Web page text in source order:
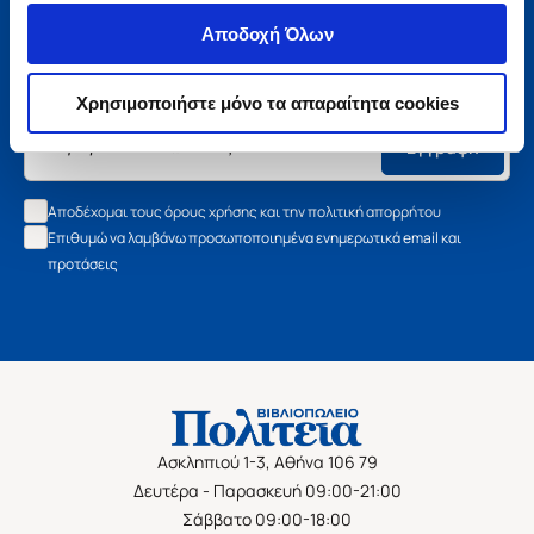
Αποδοχή Όλων
Χρησιμοποιήστε μόνο τα απαραίτητα cookies
Μάθετε τα νέα της Πολιτείας
Εγγραφείτε στο newsletter μας και μάθετε πρώτοι όλα τα
νέα βιβλία, τις εξαιρετικές τιμές και τις εκδηλώσεις μας.
Εγγραφή
Αποδέχομαι τους όρους χρήσης και την πολιτική απορρήτου
Επιθυμώ να λαμβάνω προσωποποιημένα ενημερωτικά email και
προτάσεις
Ασκληπιού 1-3, Αθήνα 106 79
Δευτέρα - Παρασκευή 09:00-21:00
Σάββατο 09:00-18:00